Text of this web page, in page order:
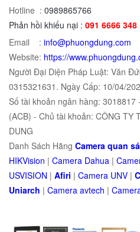
Hotline : 0989865766
Phản hồi khiếu nại : 091 6666 348
Email : info@phuongdung.com
Website: https://
Người Đại Diện Pháp Luật: Văn
0315321631. Ngày Cấp: 10/04/
Số tài khoản ngân hàng: 3018817
(ACB) - Chủ tài khoản: CÔNG TY
DUNG
Danh Sách Hãng Camera quan
HIKVision | Camera Dahua |
USVISION | Afiri | Camera UNV |
Uniarch | Camera avtech |